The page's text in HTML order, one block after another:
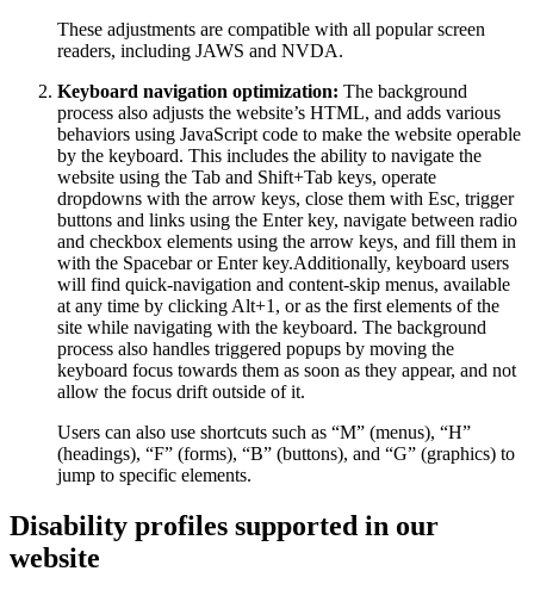
These adjustments are compatible with all popular screen
readers, including JAWS and NVDA.
Keyboard navigation optimization: The background
process also adjusts the website’s HTML, and adds various
behaviors using JavaScript code to make the website operable
by the keyboard. This includes the ability to navigate the
website using the Tab and Shift+Tab keys, operate
dropdowns with the arrow keys, close them with Esc, trigger
buttons and links using the Enter key, navigate between radio
and checkbox elements using the arrow keys, and fill them in
with the Spacebar or Enter key.Additionally, keyboard users
will find quick-navigation and content-skip menus, available
at any time by clicking Alt+1, or as the first elements of the
site while navigating with the keyboard. The background
process also handles triggered popups by moving the
keyboard focus towards them as soon as they appear, and not
allow the focus drift outside of it.
Users can also use shortcuts such as “M” (menus), “H”
(headings), “F” (forms), “B” (buttons), and “G” (graphics) to
jump to specific elements.
Disability profiles supported in our
website